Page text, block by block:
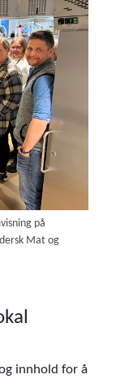
på
Mat og
innhold for å